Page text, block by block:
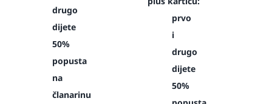
drugo
dijete
50%
popusta
na
članarinu
prvo
i
drugo
dijete
50%